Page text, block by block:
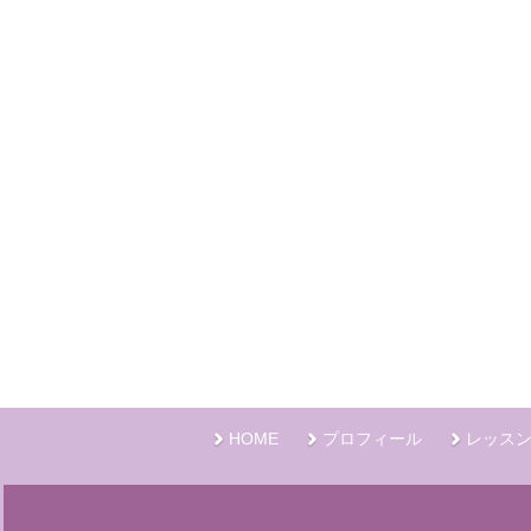
HOME プロフィール レッス